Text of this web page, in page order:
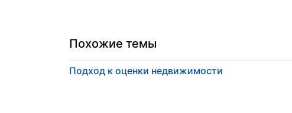
Похожие темы
Подход к оценки недвижимости